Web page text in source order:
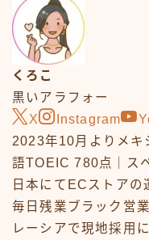
くろこ
黒いアラフォー
X
Instagram
2023年10月よりメキ
語TOEIC 780点｜ス
日本にてECストアの
毎日残業ブラック営
レーシアで現地採用